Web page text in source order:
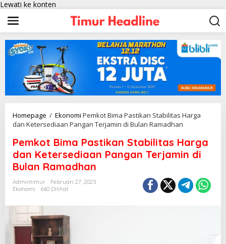
Lewati ke konten
Homepage / Ekonomi Pemkot Bima Pastikan Stabilitas Harga
dan Ketersediaan Pangan Terjamin di Bulan Ramadhan
Pemkot Bima Pastikan Stabilitas Harga
dan Ketersediaan Pangan Terjamin di
Bulan Ramadhan
Admintimur
Februari 27, 2025
Ekonomi
660 Dilihat